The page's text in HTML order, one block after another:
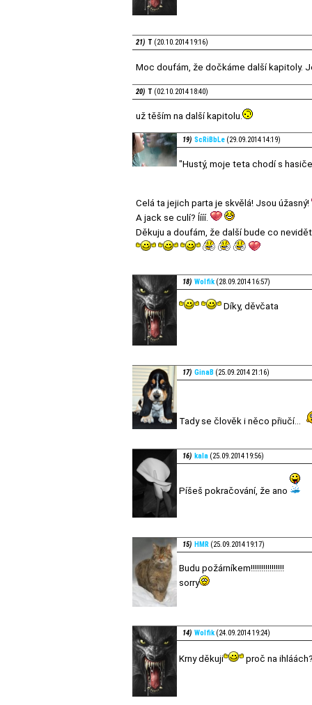
21) T (20.10.2014 19:16)
Moc doufám, že dočkáme další kapitoly.
20) T (02.10.2014 18:40)
už těším na další kapitolu.
19) ScRiBbLe (29.09.2014 14:19)
"Hustý, moje teta chodí s
Celá ta jejich parta je skvělá! Jsou úžasný!
A jack se culí? Íííí.
Děkuju a doufám, že další bude co
18) Wolfik (28.09.2014 16:57)
Díky, děvčata
17) GinaB (25.09.2014 21:16)
Tady se člověk i něco přiučí...
16) kala (25.09.2014 19:56)
Píšeš pokračování, že ano
15) HMR (25.09.2014 19:17)
Budu požárníkem!!!!!!!!!!!!!!!!
sorry
14) Wolfik (24.09.2014 19:24)
Krny děkuji proč na